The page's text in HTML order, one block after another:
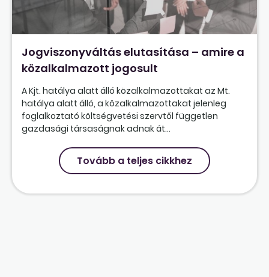
Jogviszonyváltás elutasítása – amire a
közalkalmazott jogosult
A Kjt. hatálya alatt álló közalkalmazottakat az Mt.
hatálya alatt álló, a közalkalmazottakat jelenleg
foglalkoztató költségvetési szervtől független
gazdasági társaságnak adnak át...
Tovább a teljes cikkhez